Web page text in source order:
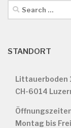
Search
for:
STANDORT
Littauerboden
CH-6014
Montag bis